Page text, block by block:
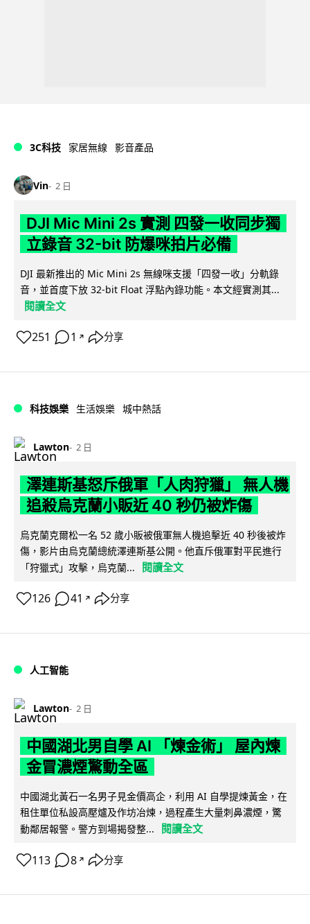
3C科技 家居無線 影音產品
Vin 2 日
DJI Mic Mini 2s 實測 四發一收同步獨
立錄音 32-bit 防爆咪拍片必備
DJI 最新推出的 Mic Mini 2s 無線咪支援「四發一收」分軌錄
音，並首度下放 32-bit Float 浮點內錄功能。本文經實測其...
閱讀全文
251 1 ↗ 分享
科技娛樂 生活娛樂 城中熱話
Lawton 2 日
澤連斯基怒斥俄軍「人肉狩獵」 無人機
追殺烏克蘭小販近 40 秒仍被炸傷
烏克蘭克爾松一名 52 歲小販被俄軍無人機追擊近 40 秒後被炸
傷，影片由烏克蘭總統澤連斯基公開。他直斥俄軍對平民進行
「狩獵式」攻擊，烏克蘭...
閱讀全文
126 41 ↗ 分享
人工智能
Lawton 2 日
中國湖北男自學 AI 「煉金術」 屋內煉
金冒濃煙驚動全區
中國湖北黃石一名男子見金價高企，利用 AI 自學提煉黃金，在
租住單位私設高壓爐及作坊冶煉，過程產生大量刺鼻濃煙，驚
動鄰居報警。警方到場揭發整...
閱讀全文
113 8 ↗ 分享